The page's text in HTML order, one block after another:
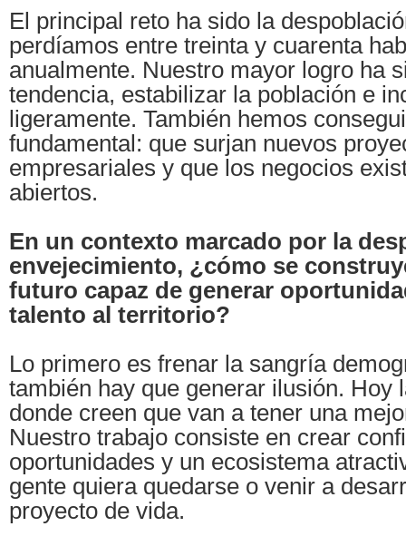
El principal reto ha sido la
perdíamos entre treinta y cuarenta
anualmente. Nuestro mayor logro ha
tendencia, estabilizar la población e
ligeramente. También hemos
fundamental: que surjan nuevos
empresariales y que los negocios
abiertos.
En un contexto marcado por la
envejecimiento, ¿cómo se
futuro capaz de generar
talento al territorio?
Lo primero es frenar la sangría
también hay que generar ilusión. Hoy
donde creen que van a tener una
Nuestro trabajo consiste en crear
oportunidades y un ecosistema
gente quiera quedarse o venir a
proyecto de vida.